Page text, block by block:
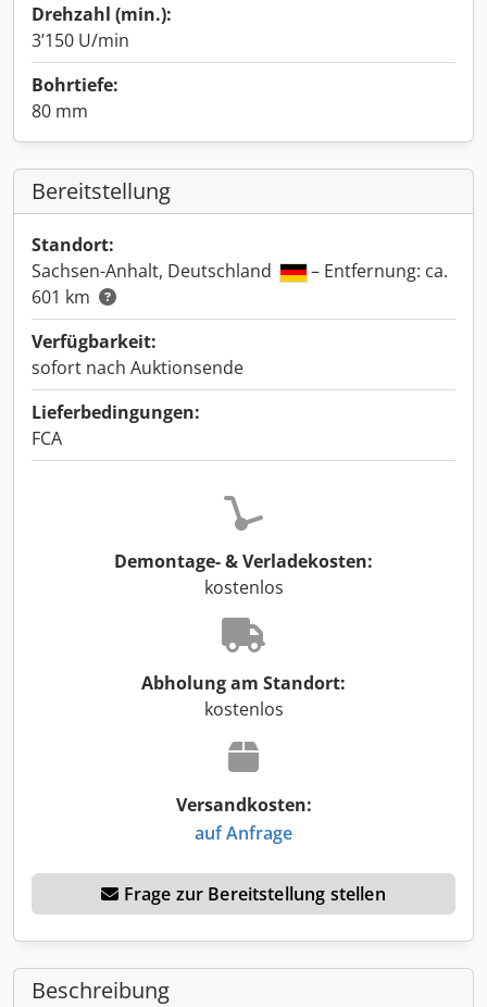
Drehzahl (min.):
3’150 U/min
Bohrtiefe:
80 mm
Bereitstellung
Standort:
Sachsen-Anhalt, Deutschland
– Entfernung: ca.
601 km
Verfügbarkeit:
sofort nach Auktionsende
Lieferbedingungen:
FCA
Demontage- & Verladekosten:
kostenlos
Abholung am Standort:
kostenlos
Versandkosten:
auf Anfrage
Frage zur Bereitstellung stellen
Beschreibung